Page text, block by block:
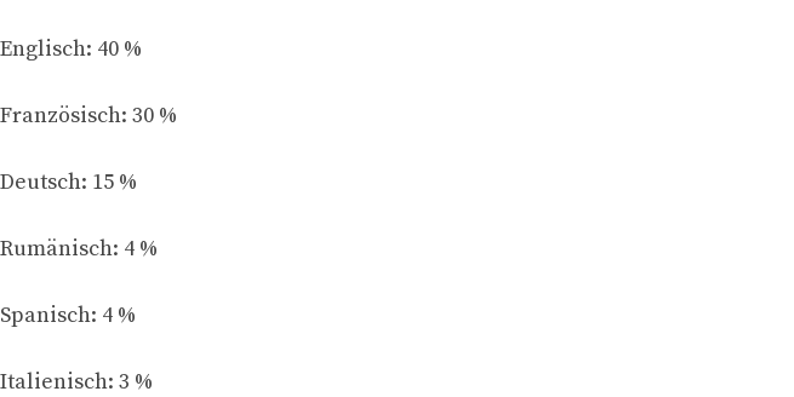
Englisch: 40 %
Französisch: 30 %
Deutsch: 15 %
Rumänisch: 4 %
Spanisch: 4 %
Italienisch: 3 %